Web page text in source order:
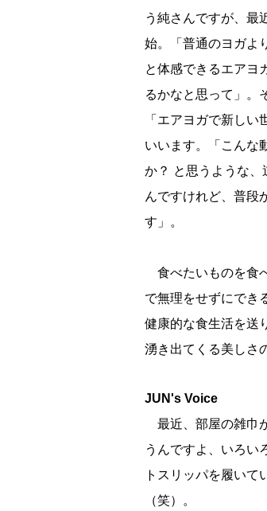
う純さんですが、最
始。「普通のヨガよ
と体感できるエアヨ
るかなと思って」。
「エアヨガで新しい
いいます。「こんな
か？ と思うような、
んですけれど、普段
す」。
食べたいものを食
で無理をせずにでき
健康的な食生活を送
湧き出てくる美しさ
JUN's Voice
最近、部屋の雑巾
うんですよ、いろい
トスリッパを履い
（笑）。